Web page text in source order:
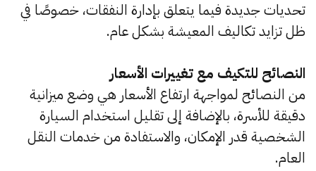
تحديات جديدة فيما يتعلق بإدارة النفقات، خصوصًا في
ظل تزايد تكاليف المعيشة بشكل عام.
النصائح للتكيف مع تغييرات الأسعار
من النصائح لمواجهة ارتفاع الأسعار هي وضع ميزانية
دقيقة للأسرة، بالإضافة إلى تقليل استخدام السيارة
الشخصية قدر الإمكان، والاستفادة من خدمات النقل
العام.